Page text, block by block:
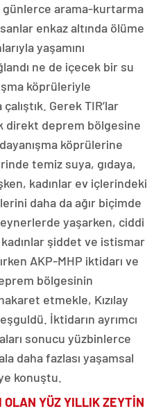
arama-kurtarma
enkaz altında ölüme
yaşamını
ne de içecek bir su
köprüleriyle
Gerek TIR’lar
direkt deprem bölgesine
köprülerine
temiz suya, gıdaya,
kadınlar ev içlerindeki
daha da ağır biçimde
yaşarken, ciddi
şiddet ve istismar
AKP-MHP iktidarı ve
bölgesinin
etmekle, Kızılay
İktidarın ayrımcı
sonucu yüzbinlerce
daha fazlası yaşamsal
konuştu.
YÜZ YILLIK ZEYTİN